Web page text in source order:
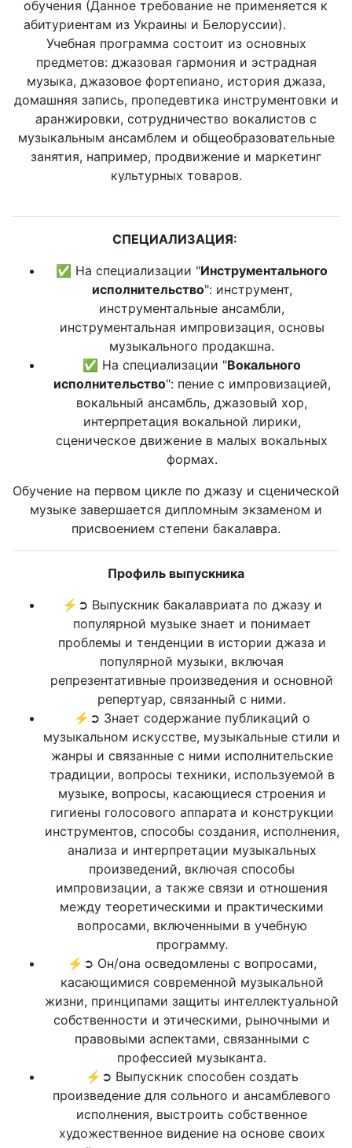
обучения (Данное требование не применяется к
абитуриентам из Украины и Белоруссии).
Учебная программа состоит из основных
предметов: джазовая гармония и эстрадная
музыка, джазовое фортепиано, история джаза,
домашняя запись, пропедевтика инструментовки и
аранжировки, сотрудничество вокалистов с
музыкальным ансамблем и общеобразовательные
занятия, например, продвижение и маркетинг
культурных товаров.
СПЕЦИАЛИЗАЦИЯ:
✅ На специализации "Инструментального
исполнительство": инструмент,
инструментальные ансамбли,
инструментальная импровизация, основы
музыкального продакшна.
✅ На специализации "Вокального
исполнительство": пение с импровизацией,
вокальный ансамбль, джазовый хор,
интерпретация вокальной лирики,
сценическое движение в малых вокальных
формах.
Обучение на первом цикле по джазу и сценической
музыке завершается дипломным экзаменом и
присвоением степени бакалавра.
Профиль выпускника
⚡➲ Выпускник бакалавриата по джазу и
популярной музыке знает и понимает
проблемы и тенденции в истории джаза и
популярной музыки, включая
репрезентативные произведения и основной
репертуар, связанный с ними.
⚡➲ Знает содержание публикаций о
музыкальном искусстве, музыкальные стили и
жанры и связанные с ними исполнительские
традиции, вопросы техники, используемой в
музыке, вопросы, касающиеся строения и
гигиены голосового аппарата и конструкции
инструментов, способы создания, исполнения,
анализа и интерпретации музыкальных
произведений, включая способы
импровизации, а также связи и отношения
между теоретическими и практическими
вопросами, включенными в учебную
программу.
⚡➲ Он/она осведомлены с вопросами,
касающимися современной музыкальной
жизни, принципами защиты интеллектуальной
собственности и этическими, рыночными и
правовыми аспектами, связанными с
профессией музыканта.
⚡➲ Выпускник способен создать
произведение для сольного и ансамблевого
исполнения, выстроить собственное
художественное видение на основе своих